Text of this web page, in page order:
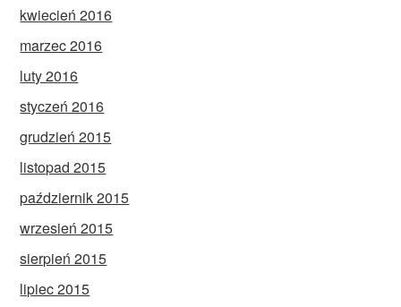
kwiecień 2016
marzec 2016
luty 2016
styczeń 2016
grudzień 2015
listopad 2015
październik 2015
wrzesień 2015
sierpień 2015
lipiec 2015